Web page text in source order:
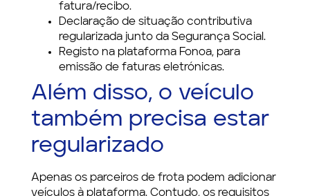
fatura/recibo.
Declaração de situação contributiva
regularizada junto da Segurança Social.
Registo na plataforma Fonoa, para
emissão de faturas eletrónicas.
Além disso, o veículo
também precisa estar
regularizado
Apenas os parceiros de frota podem adicionar
veículos à plataforma. Contudo, os requisitos